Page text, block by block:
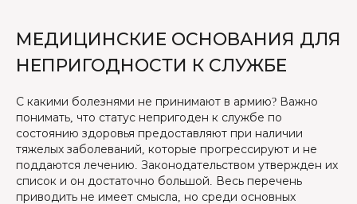
МЕДИЦИНСКИЕ ОСНОВАНИЯ ДЛЯ
НЕПРИГОДНОСТИ К СЛУЖБЕ
С какими болезнями не принимают в армию? Важно
понимать, что статус непригоден к службе по
состоянию здоровья предоставляют при наличии
тяжелых заболеваний, которые прогрессируют и не
поддаются лечению. Законодательством утвержден их
список и он достаточно большой. Весь перечень
приводить не имеет смысла, но среди основных